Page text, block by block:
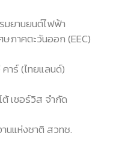
ยานยนต์ไฟฟ้า
ภาคตะวันออก (EEC)
าร์ (ไทยแลนด์)
เซอร์วิส จำกัด
นแห่งชาติ สวทช.